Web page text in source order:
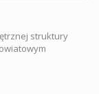
struktury